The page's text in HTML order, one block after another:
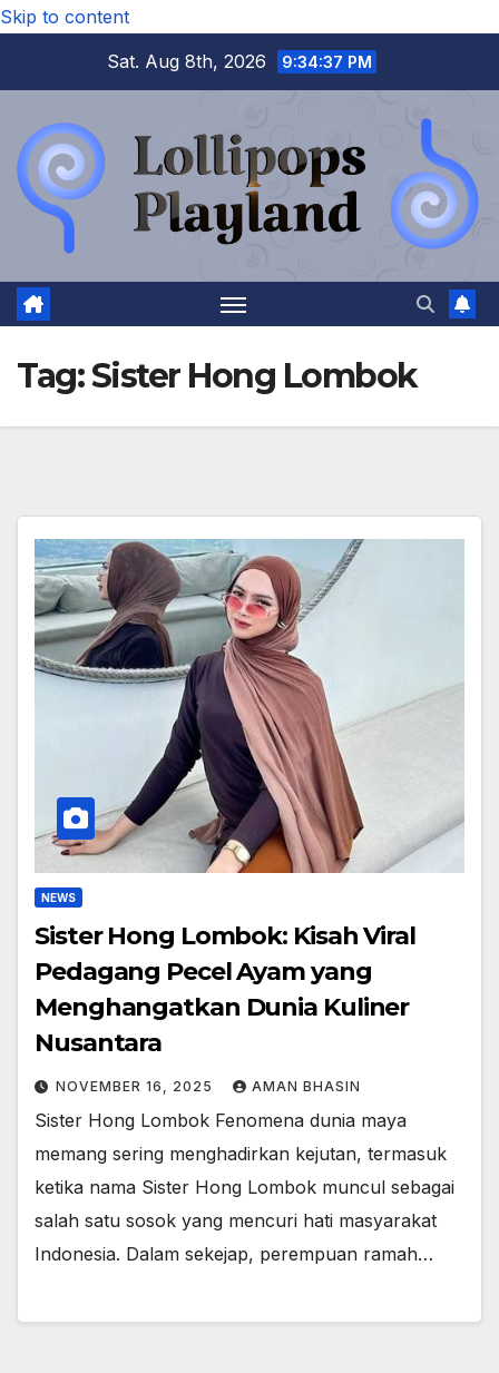
Skip to content
Sat. Aug 8th, 2026
9:34:37 PM
Tag:Sister Hong Lombok
NEWS
Sister Hong Lombok: Kisah Viral
Pedagang Pecel Ayam yang
Menghangatkan Dunia Kuliner
Nusantara
NOVEMBER 16, 2025 AMAN BHASIN
Sister Hong Lombok Fenomena dunia maya
memang sering menghadirkan kejutan, termasuk
ketika nama Sister Hong Lombok muncul sebagai
salah satu sosok yang mencuri hati masyarakat
Indonesia. Dalam sekejap, perempuan ramah…